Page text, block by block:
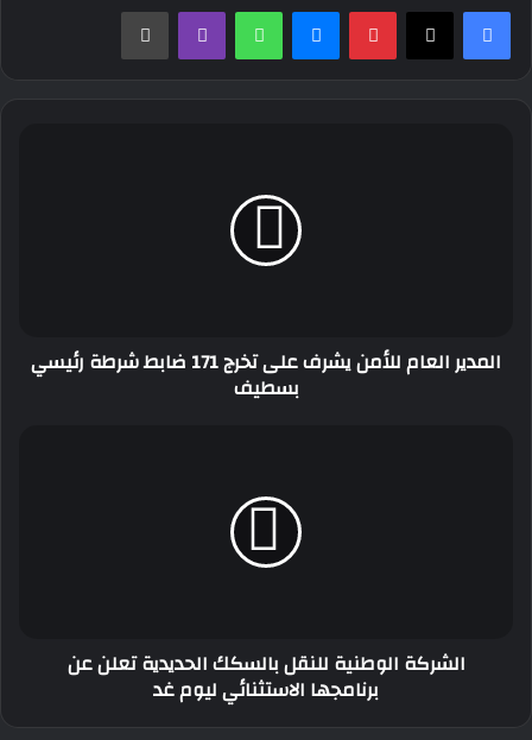
بينتيريستماسنجر واتساب ڤايبر طباعة
رئيسي
المدير العام للأمن يشرف على تخرج 171 ضابط شرطة رئيسي
بسطيف
الشركة الوطنية للنقل بالسكك الحديدية تعلن عن
برنامجها الاستثنائي ليوم غد